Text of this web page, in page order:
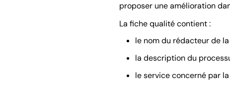
proposer une amélioration
La fiche qualité contient :
le nom du rédacteur de
la description du
le service concerné par